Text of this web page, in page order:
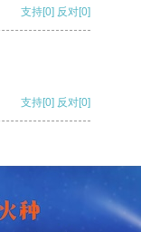
支持[0] 反对[0]
支持[0] 反对[0]